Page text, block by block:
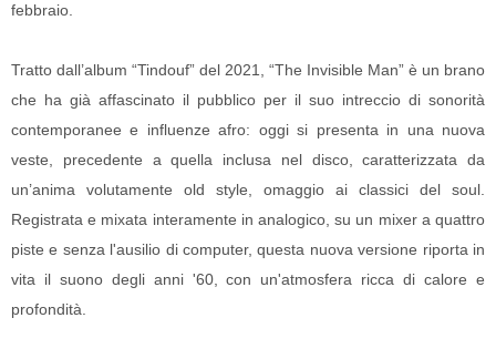
febbraio.
Tratto dall’album “Tindouf” del 2021, “The Invisible Man” è un brano
che ha già affascinato il pubblico per il suo intreccio di sonorità
contemporanee e influenze afro: oggi si presenta in una nuova
veste, precedente a quella inclusa nel disco, caratterizzata da
un’anima volutamente old style, omaggio ai classici del soul.
Registrata e mixata interamente in analogico, su un mixer a quattro
piste e senza l'ausilio di computer, questa nuova versione riporta in
vita il suono degli anni '60, con un'atmosfera ricca di calore e
profondità.